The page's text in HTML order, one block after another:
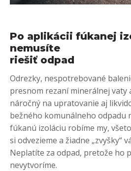
Po aplikácii fúkanej
nemusíte
riešiť odpad
Odrezky, nespotrebované
presnom rezaní minerálnej vaty
náročný na upratovanie aj
bežného komunálneho odpadu
fúkanú izoláciu robíme my,
si odvezieme a žiadne „zvyšky“
Neplatíte za odpad, pretože ho
nevytvoríme.